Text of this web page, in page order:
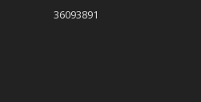
36093891